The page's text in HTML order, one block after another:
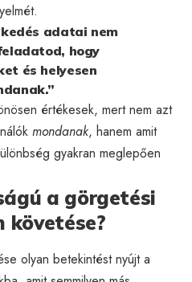
adatai nem
hogy
és helyesen
értékesek, mert nem azt
mondanak, hanem amit
gyakran meglepően
a görgetési
követése?
olyan betekintést nyújt a